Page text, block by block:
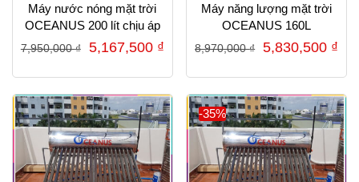
Máy nước nóng mặt trời
OCEANUS 200 lít chịu áp
7,950,000₫
Giá
là:
7,950,000 ₫.
5,167,500 ₫Giá
tại
là:
5,167,500 ₫.
Máy năng lượng mặt trời
OCEANUS 160L
8,970,000₫
Giá
là:
8,970,000 ₫.
5,830,500 ₫
tại
là:
-35%